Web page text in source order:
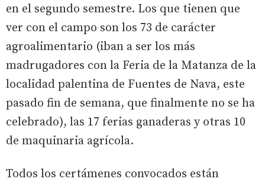
en el segundo semestre. Los que tienen que
ver con el campo son los 73 de carácter
agroalimentario (iban a ser los más
madrugadores con la Feria de la Matanza de la
localidad palentina de Fuentes de Nava, este
pasado fin de semana, que finalmente no se ha
celebrado), las 17 ferias ganaderas y otras 10
de maquinaria agrícola.
Todos los certámenes convocados están